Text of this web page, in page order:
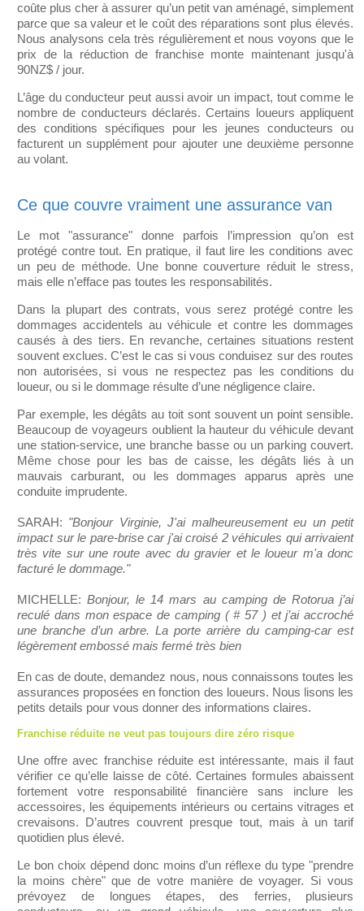
coûte plus cher à assurer qu’un petit van aménagé, simplement
parce que sa valeur et le coût des réparations sont plus élevés.
Nous analysons cela très régulièrement et nous voyons que le
prix de la réduction de franchise monte maintenant jusqu'à
90NZ$ / jour.
L’âge du conducteur peut aussi avoir un impact, tout comme le
nombre de conducteurs déclarés. Certains loueurs appliquent
des conditions spécifiques pour les jeunes conducteurs ou
facturent un supplément pour ajouter une deuxième personne
au volant.
Ce que couvre vraiment une assurance van
Le mot "assurance" donne parfois l’impression qu’on est
protégé contre tout. En pratique, il faut lire les conditions avec
un peu de méthode. Une bonne couverture réduit le stress,
mais elle n’efface pas toutes les responsabilités.
Dans la plupart des contrats, vous serez protégé contre les
dommages accidentels au véhicule et contre les dommages
causés à des tiers. En revanche, certaines situations restent
souvent exclues. C’est le cas si vous conduisez sur des routes
non autorisées, si vous ne respectez pas les conditions du
loueur, ou si le dommage résulte d’une négligence claire.
Par exemple, les dégâts au toit sont souvent un point sensible.
Beaucoup de voyageurs oublient la hauteur du véhicule devant
une station-service, une branche basse ou un parking couvert.
Même chose pour les bas de caisse, les dégâts liés à un
mauvais carburant, ou les dommages apparus après une
conduite imprudente.
SARAH: "Bonjour Virginie, J'ai malheureusement eu un petit
impact sur le pare-brise car j'ai croisé 2 véhicules qui arrivaient
très vite sur une route avec du gravier et le loueur m'a donc
facturé le dommage."
MICHELLE: Bonjour, le 14 mars au camping de Rotorua j’ai
reculé dans mon espace de camping ( # 57 ) et j’ai accroché
une branche d’un arbre. La porte arrière du camping-car est
légèrement embossé mais fermé très bien
En cas de doute, demandez nous, nous connaissons toutes les
assurances proposées en fonction des loueurs. Nous lisons les
petits details pour vous donner des informations claires.
Franchise réduite ne veut pas toujours dire zéro risque
Une offre avec franchise réduite est intéressante, mais il faut
vérifier ce qu’elle laisse de côté. Certaines formules abaissent
fortement votre responsabilité financière sans inclure les
accessoires, les équipements intérieurs ou certains vitrages et
crevaisons. D’autres couvrent presque tout, mais à un tarif
quotidien plus élevé.
Le bon choix dépend donc moins d’un réflexe du type "prendre
la moins chère" que de votre manière de voyager. Si vous
prévoyez de longues étapes, des ferries, plusieurs